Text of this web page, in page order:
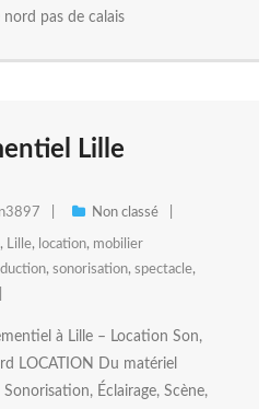
pas de calais
Lille
Non classé
, Lille, location, mobilier
, sonorisation, spectacle,
à Lille – Location Son,
LOCATION Du matériel
Éclairage, Scène,